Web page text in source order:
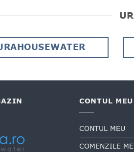
CONTUL MEU
CONTUL MEU
COMENZILE